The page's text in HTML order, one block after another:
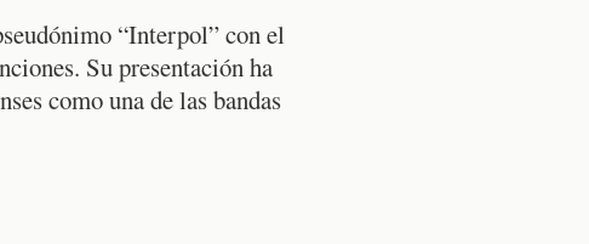
“Interpol” con el
Su presentación ha
como una de las bandas